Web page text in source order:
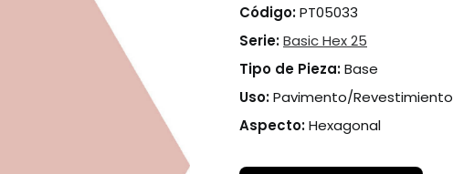
Código:PT05033
Serie:Basic Hex 25
Tipo de Pieza:Base
Uso:Pavimento/Revestimiento
Aspecto:Hexagonal